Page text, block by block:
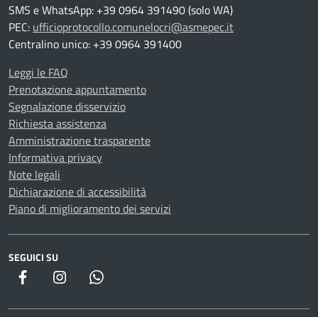
SMS e WhatsApp: +39 0964 391490 (solo WA)
PEC: ufficioprotocollo.comunelocri@asmepec.it
Centralino unico: +39 0964 391400
Leggi le FAQ
Prenotazione appuntamento
Segnalazione disservizio
Richiesta assistenza
Amministrazione trasparente
Informativa privacy
Note legali
Dichiarazione di accessibilità
Piano di miglioramento dei servizi
SEGUICI SU